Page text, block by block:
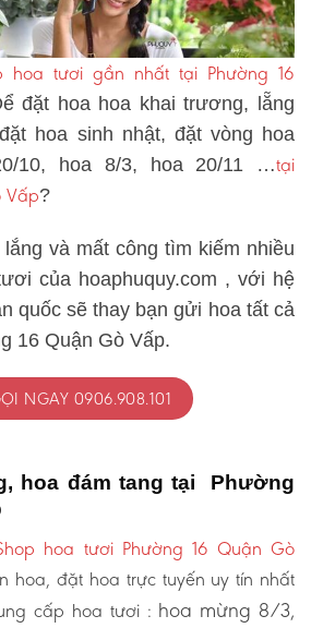
hoa tươi gần nhất tại Phường 16
hoa hoa khai trương, lẵng
hoa sinh nhật, đặt vòng hoa
10, hoa 8/3, hoa 20/11 …tại
Vấp?
và mất công tìm kiếm nhiều
của hoaphuquy.com , với hệ
quốc sẽ thay bạn gửi hoa tất cả
16 Quận Gò Vấp.
NGAY 0906.908.101
hoa đám tang tại Phường
hoa tươi Phường 16 Quận Gò
hoa, đặt hoa trực tuyến uy tín nhất
cấp hoa tươi : hoa mừng 8/3,